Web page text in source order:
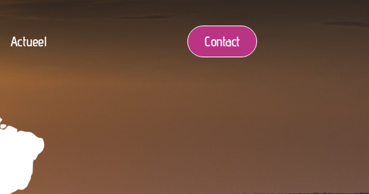
Actueel Contact